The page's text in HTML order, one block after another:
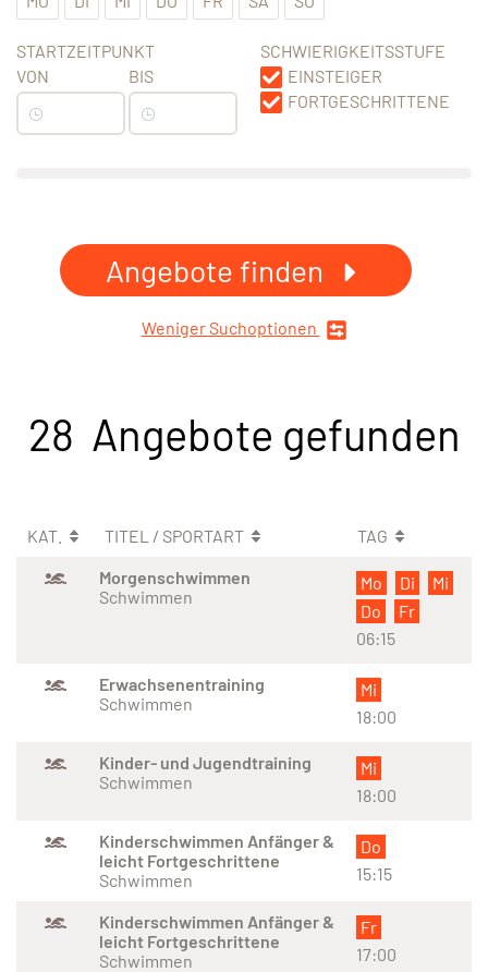
STARTZEITPUNKT
VON
BIS
SCHWIERIGKEITSSTUFE
EINSTEIGER
FORTGESCHRITTENE
Angebote finden
Weniger Suchoptionen
28 Angebote gefunden
KAT. TITEL / SPORTART
TAG
Morgenschwimmen
Schwimmen
Mo Di
Mi
Do
Fr
06:15
Erwachsenentraining
Schwimmen
Mi
18:00
Kinder- und Jugendtraining
Schwimmen
Mi
18:00
Kinderschwimmen Anfänger &
leicht Fortgeschrittene
Schwimmen
Do
15:15
Kinderschwimmen Anfänger &
leicht Fortgeschrittene
Schwimmen
Fr
17:00